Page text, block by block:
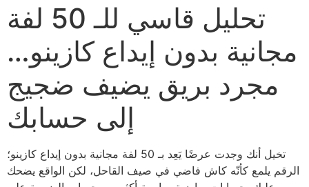
تحليل قاسي للـ 50 لفة
مجانية بدون إيداع كازينو…
مجرد بريق يضيف ضجيج
إلى حسابك
تخيل أنك وجدت عرضًا يَعِد بـ 50 لفة مجانية بدون إيداع كازينو؛
الرقم يلمع كأنّه كاش فاضي في صيف القاحل، لكن الواقع يضحك